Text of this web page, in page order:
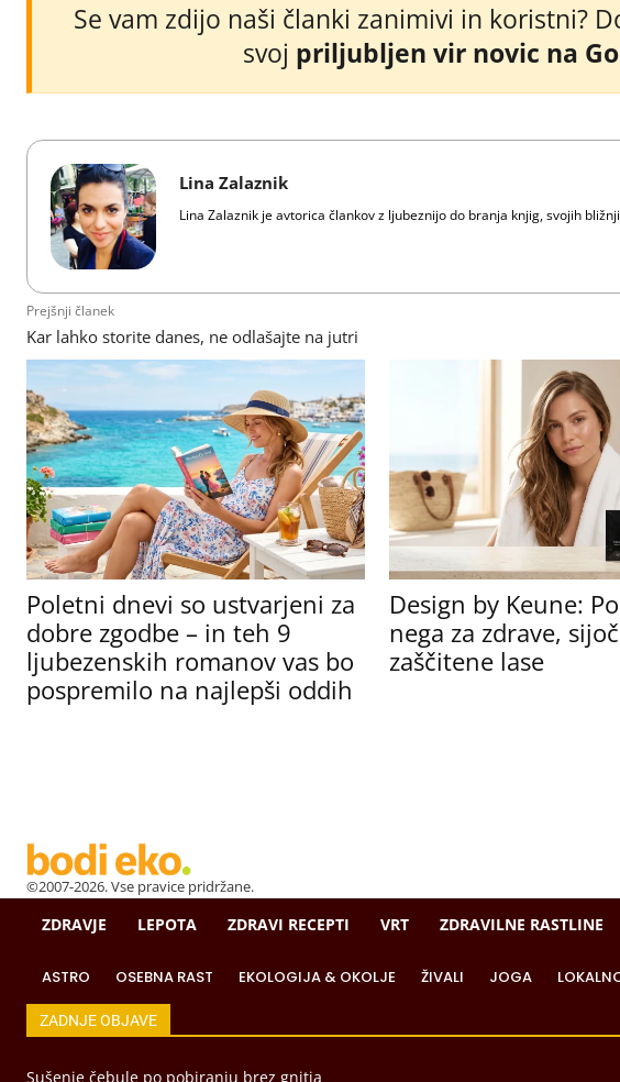
Se vam zdijo naši članki zanimivi in koristni?
svoj priljubljen vir novic na
Lina Zalaznik
Lina Zalaznik je avtorica člankov z ljubeznijo do branja knjig, svojih
Prejšnji članek
Kar lahko storite danes, ne odlašajte na jutri
Poletni dnevi so ustvarjeni za
dobre zgodbe – in teh 9
ljubezenskih romanov vas bo
pospremilo na najlepši oddih
Design by Keune:
nega za zdrave,
zaščitene lase
©2007-2026. Vse pravice pridržane.
ZDRAVJE LEPOTA ZDRAVI RECEPTI VRT ZDRAVILNE RASTLINE
ASTRO OSEBNA RAST EKOLOGIJA & OKOLJE ŽIVALI JOGA
ZADNJE OBJAVE
Sušenje čebule po pobiranju brez gnitja